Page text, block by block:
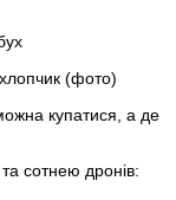
(фото)
купатися, а де
сотнею дронів: